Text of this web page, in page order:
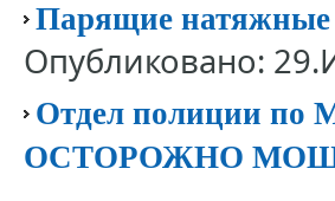
Парящие натяжные
Опубликовано:
Отдел полиции
ОСТОРОЖНО